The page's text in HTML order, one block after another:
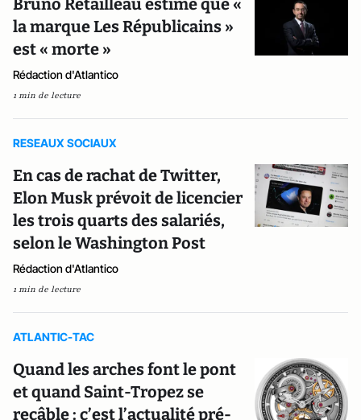
Bruno Retailleau estime que «
la marque Les Républicains »
est « morte »
Rédaction d'Atlantico
1 min de lecture
RESEAUX SOCIAUX
En cas de rachat de Twitter,
Elon Musk prévoit de licencier
les trois quarts des salariés,
selon le Washington Post
Rédaction d'Atlantico
1 min de lecture
ATLANTIC-TAC
Quand les arches font le pont
et quand Saint-Tropez se
recâble : c’est l’actualité pré-